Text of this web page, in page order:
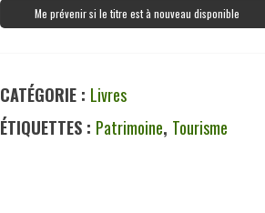
Me prévenir si le titre est à nouveau disponible
CATÉGORIE : Livres
ÉTIQUETTES : Patrimoine, Tourisme